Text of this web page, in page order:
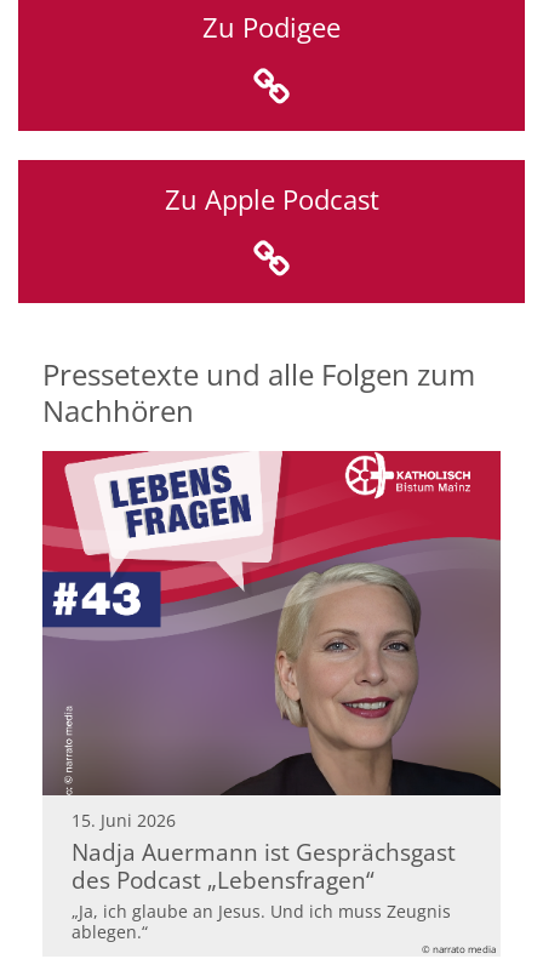
Zu Podigee
Zu Apple Podcast
Pressetexte und alle Folgen zum
Nachhören
15. Juni 2026
Nadja Auermann ist Gesprächsgast
des Podcast „Lebensfragen“
„Ja, ich glaube an Jesus. Und ich muss Zeugnis
ablegen.“
© narrato media